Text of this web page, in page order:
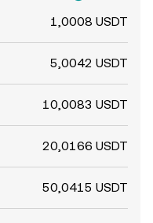
1,0008 USDT
5,0042 USDT
10,0083 USDT
20,0166 USDT
50,0415 USDT